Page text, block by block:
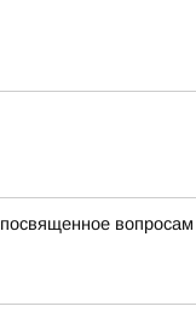
вопросам